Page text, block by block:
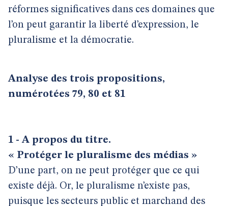
réformes significatives dans ces domaines que
l’on peut garantir la liberté d’expression, le
pluralisme et la démocratie.
Analyse des trois propositions,
numérotées 79, 80 et 81
1 - A propos du titre.
« Protéger le pluralisme des médias »
D’une part, on ne peut protéger que ce qui
existe déjà. Or, le pluralisme n’existe pas,
puisque les secteurs public et marchand des